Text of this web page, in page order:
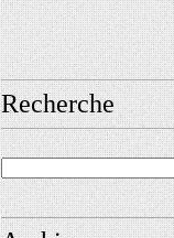
Recherche